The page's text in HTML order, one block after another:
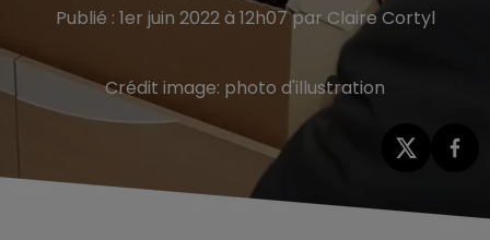
Publié : 1er juin 2022 à 12h07 par Claire Cortyl
Crédit image: photo d'illustration